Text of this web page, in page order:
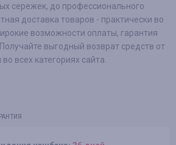
сережек, до профессионального
доставка товаров - практически во
возможности оплаты, гарантия
выгодный возврат средств от
всех категориях сайта.